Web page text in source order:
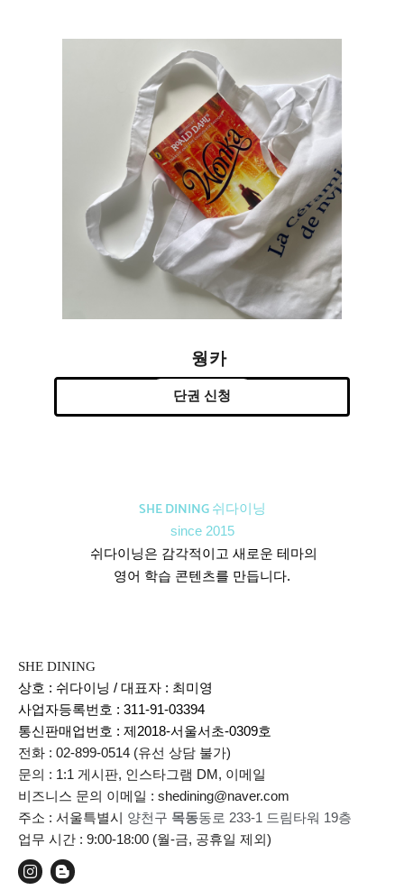
웡카
단권 신청
SHE DINING 쉬다이닝
since 2015
쉬다이닝은 감각적이고 새로운 테마의
영어 학습 콘텐츠를 만듭니다.
SHE DINING
상호 : 쉬다이닝 / 대표자 : 최미영
사업자등록번호 : 311-91-03394
통신판매업번호 : 제2018-서울서초-0309호
전화 : 02-899-0514 (유선 상담 불가)
문의 : 1:1 게시판, 인스타그램 DM, 이메일
비즈니스 문의 이메일 : shedining@naver.com
주소 : 서울특별시 양천구 목동동로 233-1 드림타워 19층
업무 시간 : 9:00-18:00 (월-금, 공휴일 제외)